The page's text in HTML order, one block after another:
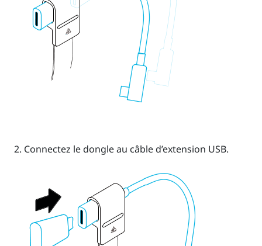
Connectez le dongle au câble d’extension USB.